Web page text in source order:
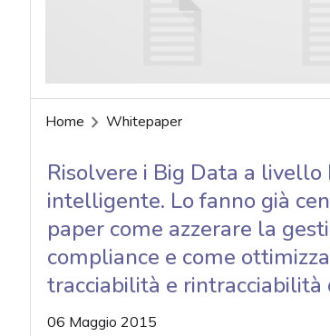
Home Whitepaper
Risolvere i Big Data a
intelligente. Lo fanno già
paper come azzerare la
compliance e come
tracciabilità e rintracciabilità
06 Maggio 2015